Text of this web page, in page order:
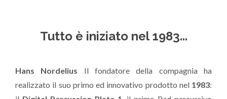
Tutto è iniziato nel 1983...
Hans Nordelius Il fondatore della compagnia ha
realizzato il suo primo ed innovativo prodotto nel 1983: